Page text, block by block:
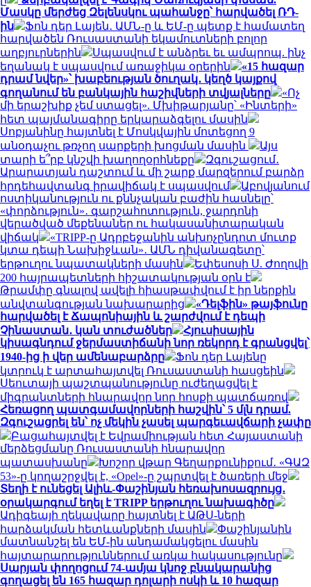
Մասկը մերժեց Զելենսկու պահանջը՝ հարվածել ՌԴ-
ին
Ֆոն դեր Լայեն․ ԱՄՆ-ը և ԵՄ-ը պետք է համատեղ
հարվածեն Ռուսաստանի եկամուտների բոլոր
աղբյուրներին
Սպասվում է անձրեւ եւ ամպրոպ. ինչ
եղանակ է սպասվում առաջիկա օրերին
«15 հազար
դրամ նվեր»՝ խաբեության ծուղակ․ կեղծ կայքով
գողանում են բանկային հաշիվների տվյալները
«Ոչ
մի երաշխիք չեմ ստացել». Մխիթարյանը՝ «Ինտերի»
հետ պայմանագիրը երկարաձգելու մասին
Սոբյանինը հայտնել է Մոսկվային մոտեցող 9
անօդաչու թռչող սարքերի խոցման մասին
Այս
տարի ե՞րբ կնշվի խաղողօրհնեքը
Զգուշացում․
Արարատյան դաշտում և մի շարք մարզերում բարձր
հրդեհավտանգ իրավիճակ է սպասվում
Աբովյանում
ոստիկանություն ու քննչական բաժին հասնելը՝
«փորձություն»․ գարշահոտություն, ջարդոնի
վերածված մեքենաներ ու հակասանիտարական
վիճակ
«TRIPP-ը Ադրբեջանին անխոչընդոտ մուտք
կտա դեպի Նախիջևան»․ ԱՄՆ դիվանագետը՝
երթուղու նպատակների մասին
Եփեսոսի Ս. Ժողովի
200 հայրապետների հիշատակության օրն է
Թրամփը գնալով ավելի հիասթափվում է իր ներքին
անվտանգության նախարարից
«Դելֆին» թայֆունը
հարվածել է Ճապոնիային և շարժվում է դեպի
Չինաստան․ կան տուժածներ
Հյուսիսային
կիսագնդում ջերմաստիճանի նոր ռեկորդ է գրանցվել՝
1940-ից ի վեր ամենաբարձրը
Ֆոն դեր Լայենը
կտրուկ է արտահայտվել Ռուսաստանի հասցեին
Սեուտայի ​​պաշտպանությունը ուժեղացվել է
միգրանտների հնարավոր նոր հոսքի պատճառով
Հեռացող պատգամավորների հաշվին՝ 5 մլն դրամ.
Զգուշացրել են՝ ոչ մեկին չասել պարգեւավճարի չափը
Բացահայտվել է Եվրամիության հետ Հայաստանի
մերձեցմանը Ռուսաստանի հնարավոր
պատասխանը
Խոշոր վթար Գեղարքունիքում․ «ԳԱԶ
53»-ը կողաշրջվել է, «Opel»-ը շպրտվել է ծառերի մեջ
Տեղի է ունեցել Ալիև-Փաշինյան հեռախոսազրույց․
օրակարգում եղել է TRIPP երթուղու նախագիծը
Ադիգեայի ղեկավարը հայտնել է ԱԹՍ-ների
հարձակման հետևանքների մասին
Փաշինյանին
մատնանշել են ԵՄ-ին անդամակցելու մասին
հայտարարություններում առկա հակասությունը
Սարյան փողոցում 74-ամյա կնոջ բնակարանից
գողացել են 165 հազար դոլարի ոսկի և 10 հազար